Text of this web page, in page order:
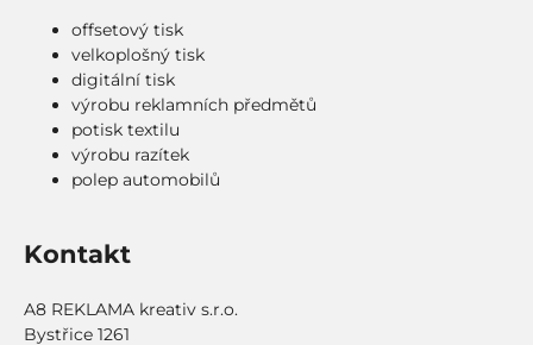
offsetový tisk
velkoplošný tisk
digitální tisk
výrobu reklamních předmětů
potisk textilu
výrobu razítek
polep automobilů
Kontakt
A8 REKLAMA kreativ s.r.o.
Bystřice 1261